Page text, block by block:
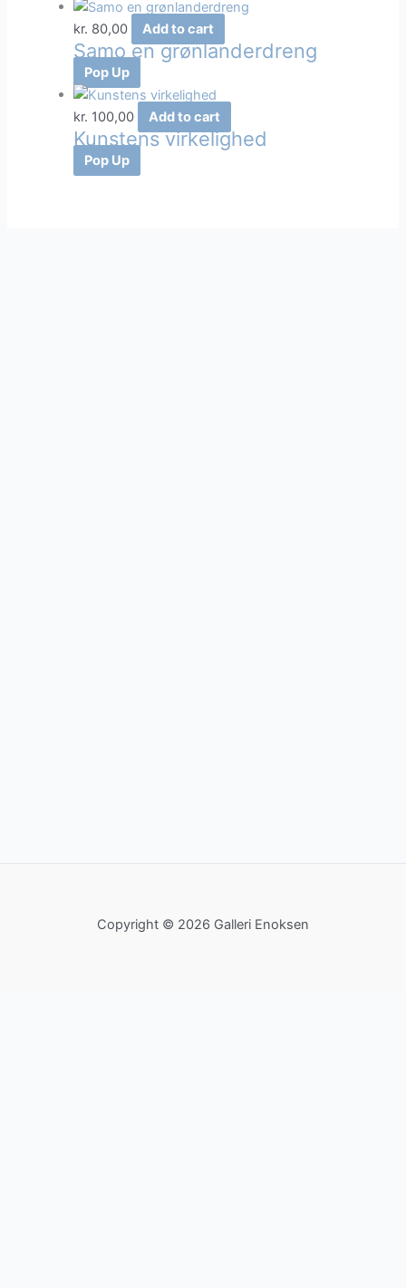
kr. 80,00 Add to cart
Samo en grønlanderdreng
Pop Up
kr. 100,00 Add to cart
Kunstens virkelighed
Pop Up
Copyright © 2026 Galleri Enoksen